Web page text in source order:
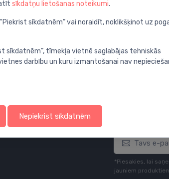
Apmeklē mūsu
*Piesakies, lai
jauniem
sīkdatņu lietošanas noteikumi.
sīkdatnēm” vai noraidīt, noklikšķinot uz
sīkdatnēm”, tīmekļa vietnē saglabājas tehniskās
darbību un kuru izmantošanai nav
Nepiekrist sīkdatnēm